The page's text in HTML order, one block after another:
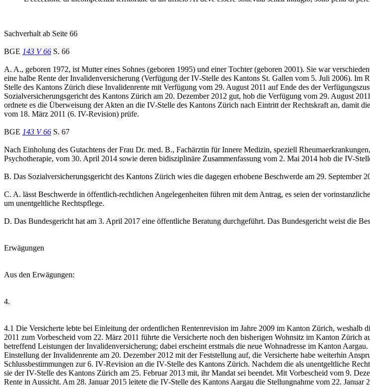
Sachverhalt ab Seite 66
BGE 143 V 66 S. 66
A. A., geboren 1972, ist Mutter eines Sohnes (geboren 1995) und einer Tochter (geboren 2001). Sie war
eine halbe Rente der Invalidenversicherung (Verfügung der IV-Stelle des Kantons St. Gallen vom 5. Juli 2006).
Stelle des Kantons Zürich diese Invalidenrente mit Verfügung vom 29. August 2011 auf Ende des der
Sozialversicherungsgericht des Kantons Zürich am 20. Dezember 2012 gut, hob die Verfügung vom 29. August
ordnete es die Überweisung der Akten an die IV-Stelle des Kantons Zürich nach Eintritt der Rechtskraft an, damit
vom 18. März 2011 (6. IV-Revision) prüfe.
BGE 143 V 66 S. 67
Nach Einholung des Gutachtens der Frau Dr. med. B., Fachärztin für Innere Medizin, speziell
Psychotherapie, vom 30. April 2014 sowie deren bidisziplinäre Zusammenfassung vom 2. Mai 2014 hob die IV-
B. Das Sozialversicherungsgericht des Kantons Zürich wies die dagegen erhobene Beschwerde am 29. September
C. A. lässt Beschwerde in öffentlich-rechtlichen Angelegenheiten führen mit dem Antrag, es seien der
um unentgeltliche Rechtspflege.
D. Das Bundesgericht hat am 3. April 2017 eine öffentliche Beratung durchgeführt. Das Bundesgericht weist die
Erwägungen
Aus den Erwägungen:
4.
4.1 Die Versicherte lebte bei Einleitung der ordentlichen Rentenrevision im Jahre 2009 im Kanton Zürich,
2011 zum Vorbescheid vom 22. März 2011 führte die Versicherte noch den bisherigen Wohnsitz im Kanton
betreffend Leistungen der Invalidenversicherung; dabei erscheint erstmals die neue Wohnadresse im Kanton
Einstellung der Invalidenrente am 20. Dezember 2012 mit der Feststellung auf, die Versicherte habe weiterhin
Schlussbestimmungen zur 6. IV-Revision an die IV-Stelle des Kantons Zürich. Nachdem die als unentgeltliche
sie der IV-Stelle des Kantons Zürich am 25. Februar 2013 mit, ihr Mandat sei beendet. Mit Vorbescheid vom 9.
Rente in Aussicht. Am 28. Januar 2015 leitete die IV-Stelle des Kantons Aargau die Stellungnahme vom 22. Januar